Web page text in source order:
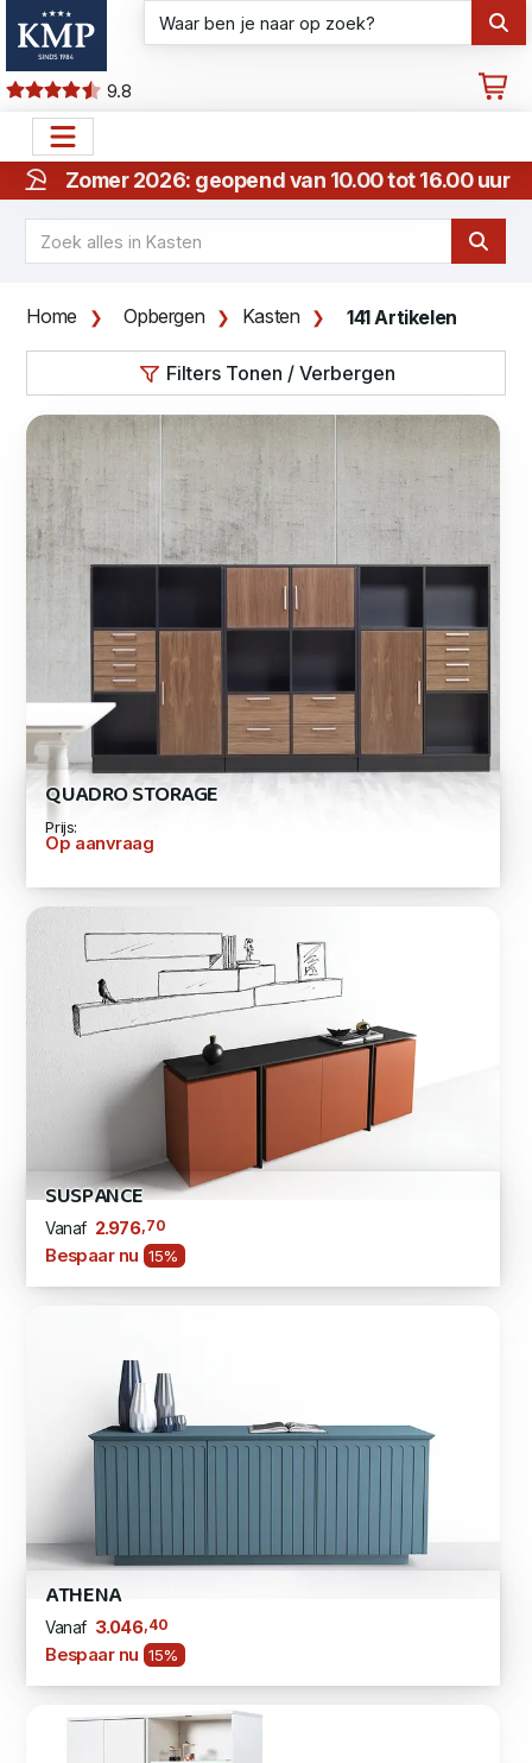
9.8
Zomer 2026: geopend van 10.00 tot 16.00 uur
Home Opbergen Kasten 141 Artikelen
Filters Tonen / Verbergen
QUADRO STORAGE
Prijs:
Op aanvraag
SUSPANCE
Vanaf 2.976,70
Bespaar nu 15%
ATHENA
Vanaf 3.046,40
Bespaar nu 15%